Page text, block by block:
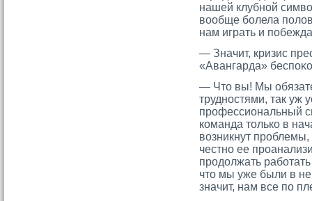
нашей клубной
вообще болела
нам играть и
— Значит, кризис
«Авангарда»
— Что вы! Мы
трудностями, так уж
профессиональный
команда только в
возникнут
честно ее
продолжать
что мы уже были в
значит, нам все по